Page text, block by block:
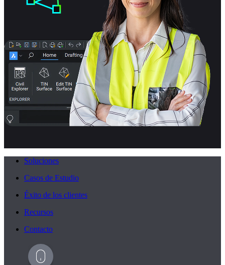
Soluciones
Casos de Estudio
Éxito de los clientes
Recursos
Contacto